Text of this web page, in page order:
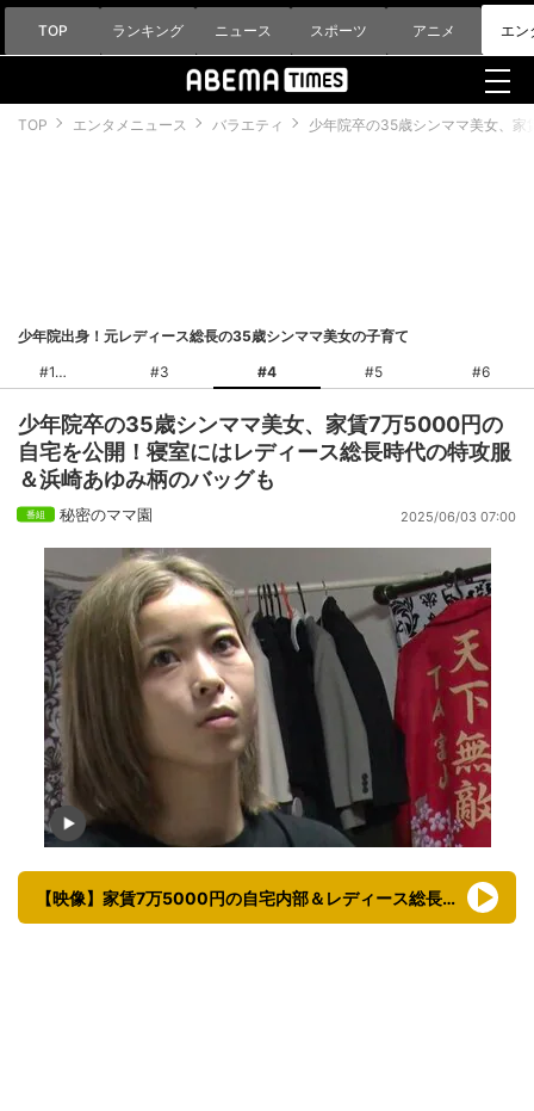
TOP ランキング ニュース スポーツ アニメ エン
TOP エンタメニュース バラエティ 少年院卒の35歳シンママ美女、
少年院出身！元レディース総長の35歳シンママ美女の子育て
#1
#3 #4 #5 #6
少年院卒の35歳シンママ美女、家賃7万5000円の
自宅を公開！寝室にはレディース総長時代の特攻服
＆浜崎あゆみ柄のバッグも
秘密のママ園 2025/06/03 07:00
【映像】家賃7万5000円の自宅内部＆レディース総長時代の写真